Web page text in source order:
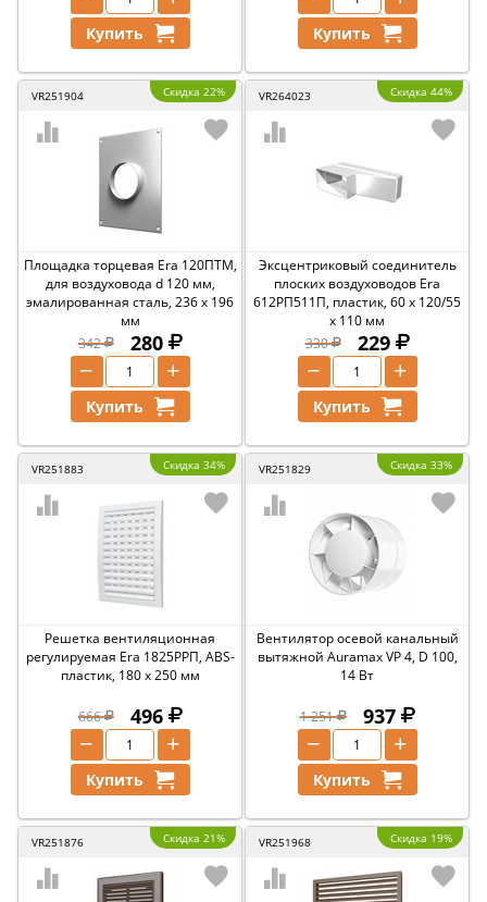
Купить Купить
VR251904 Скидка 22%
Площадка торцевая Era 120ПТМ,
для воздуховода d 120 мм,
эмалированная сталь, 236 x 196
мм
342
280
+
−
Купить
VR264023 Скидка 44%
Эксцентриковый соединитель
плоских воздуховодов Era
612РП511П, пластик, 60 x 120/55
x 110 мм
330
229
+
−
Купить
VR251883 Скидка 34%
Решетка вентиляционная
регулируемая Era 1825РРП, ABS-
пластик, 180 x 250 мм
666 496
+
−
Купить
VR251829 Скидка 33%
Вентилятор осевой канальный
вытяжной Auramax VP 4, D 100,
14 Вт
1 251 937
+
−
Купить
VR251876 Скидка 21% VR251968 Скидка 19%